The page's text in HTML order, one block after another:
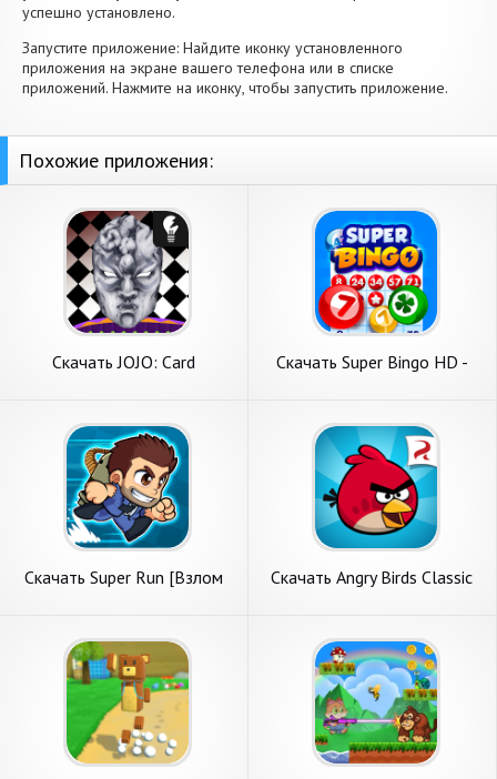
успешно установлено.
Запустите приложение: Найдите иконку установленного
приложения на экране вашего телефона или в списке
приложений. Нажмите на иконку, чтобы запустить приложение.
Похожие приложения:
Скачать JOJO: Card
Андроид
Скачать Super Bingo HD -
Андроид
Скачать Super Run [Взлом
Скачать Angry Birds Classic